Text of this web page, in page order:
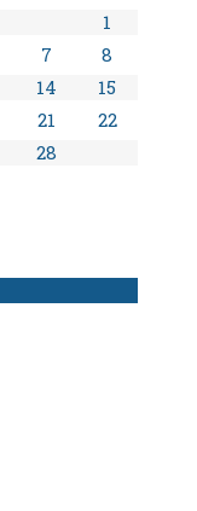
1
7
8
14
15
21
22
28